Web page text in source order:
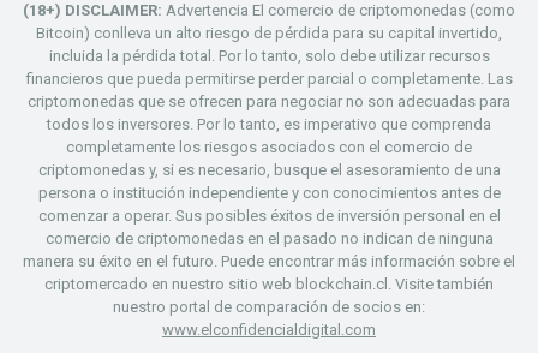
(18+) DISCLAIMER: Advertencia El comercio de criptomonedas (como
Bitcoin) conlleva un alto riesgo de pérdida para su capital invertido,
incluida la pérdida total. Por lo tanto, solo debe utilizar recursos
financieros que pueda permitirse perder parcial o completamente. Las
criptomonedas que se ofrecen para negociar no son adecuadas para
todos los inversores. Por lo tanto, es imperativo que comprenda
completamente los riesgos asociados con el comercio de
criptomonedas y, si es necesario, busque el asesoramiento de una
persona o institución independiente y con conocimientos antes de
comenzar a operar. Sus posibles éxitos de inversión personal en el
comercio de criptomonedas en el pasado no indican de ninguna
manera su éxito en el futuro. Puede encontrar más información sobre el
criptomercado en nuestro sitio web blockchain.cl. Visite también
nuestro portal de comparación de socios en:
www.elconfidencialdigital.com